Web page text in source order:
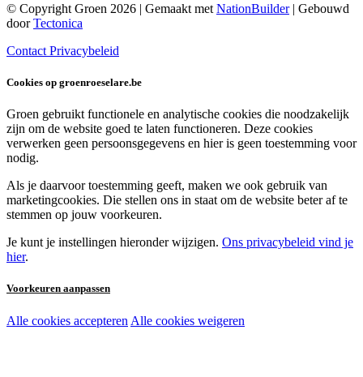
© Copyright Groen 2026 | Gemaakt met NationBuilder| Gebouwd
doorTectonica
Contact Privacybeleid
Cookies op groenroeselare.be
Groen gebruikt functionele en analytische cookies die noodzakelijk
zijn om de website goed te laten functioneren. Deze cookies
verwerken geen persoonsgegevens en hier is geen toestemming voor
nodig.
Als je daarvoor toestemming geeft, maken we ook gebruik van
marketingcookies. Die stellen ons in staat om de website beter af te
stemmen op jouw voorkeuren.
Je kunt je instellingen hieronder wijzigen. Ons privacybeleid vind je
hier.
Voorkeuren aanpassen
Noodzakelijke cookies:
Alle cookies accepteren Alle cookies weigeren